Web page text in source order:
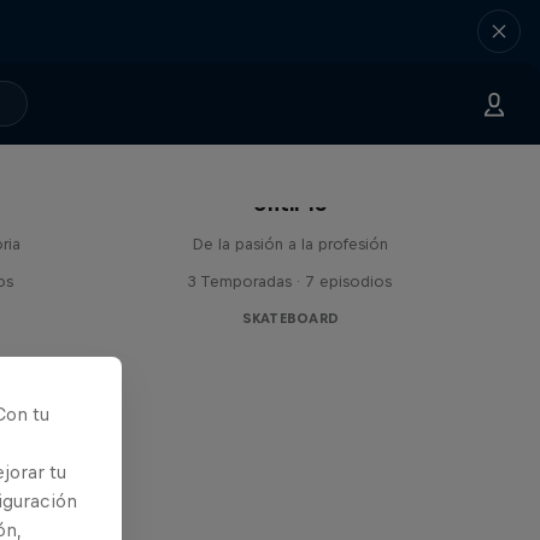
Until 18
De la pasión a la profesión
3 Temporadas · 7 episodios
SKATEBOARD
tu
tu